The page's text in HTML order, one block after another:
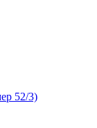
52/3)